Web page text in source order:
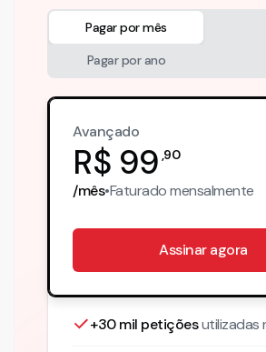
Pagar por mês
Pagar por ano
Avançado
R$ 99 ,90
/mês•Faturadomensalmente
Assinar agora
+30 mil petiçõesutilizadas